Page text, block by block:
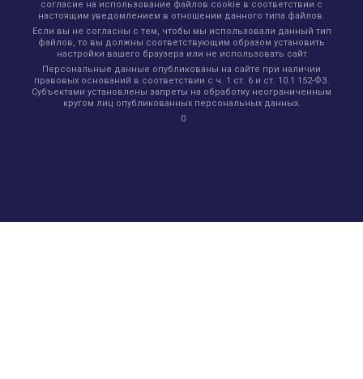
согласие на использование файлов cookie в соответствии с
настоящим уведомлением в отношении данного типа файлов.
Если вы не согласны с тем, чтобы мы использовали данный тип
файлов, то вы должны соответствующим образом установить
настройки вашего браузера или не использовать сайт
Персональные данные опубликованы на сайте при наличии
правовых оснований в соответствии с ч. 1 ст. 6 и ст. 10.1 152-ФЗ.
Субъектами установлены запреты на обработку неограниченным
кругом лиц опубликованных персональных данных.
0